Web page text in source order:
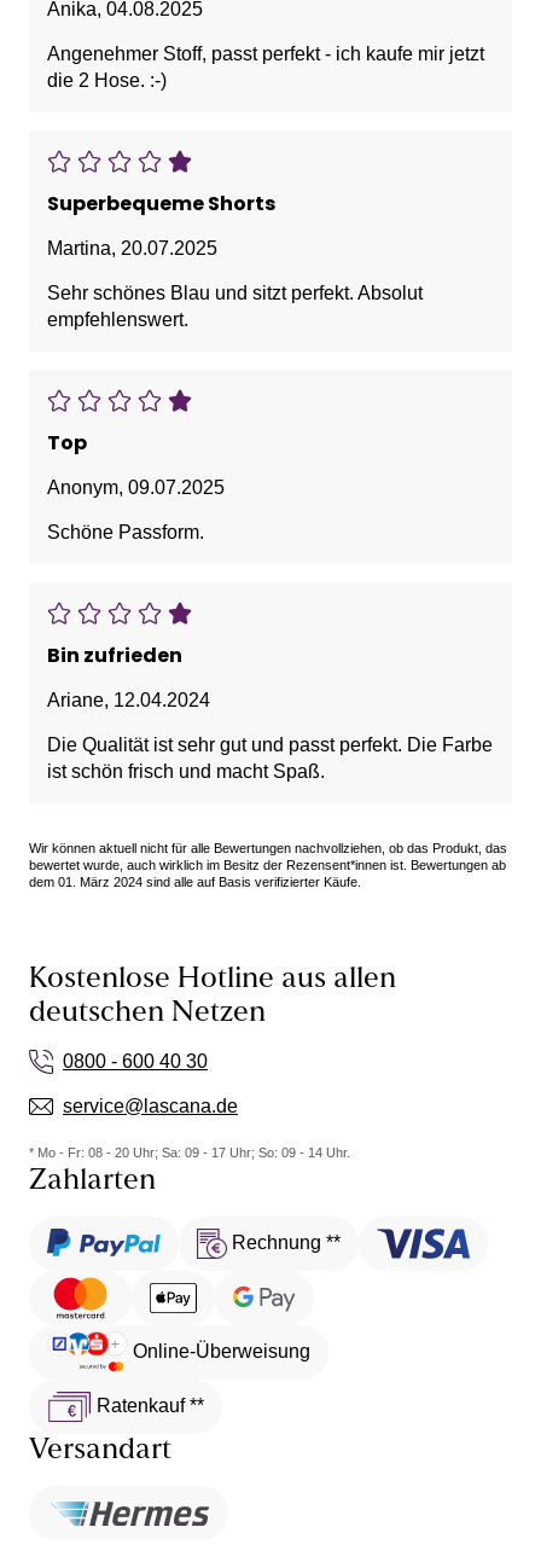
Anika, 04.08.2025
Angenehmer Stoff, passt perfekt - ich kaufe mir jetzt
die 2 Hose. :-)
Superbequeme Shorts
Martina, 20.07.2025
Sehr schönes Blau und sitzt perfekt. Absolut
empfehlenswert.
Top
Anonym, 09.07.2025
Schöne Passform.
Bin zufrieden
Ariane, 12.04.2024
Die Qualität ist sehr gut und passt perfekt. Die Farbe
ist schön frisch und macht Spaß.
Wir können aktuell nicht für alle Bewertungen nachvollziehen, ob das Produkt, das
bewertet wurde, auch wirklich im Besitz der Rezensent*innen ist. Bewertungen ab
dem 01. März 2024 sind alle auf Basis verifizierter Käufe.
Kostenlose Hotline aus allen
deutschen Netzen
0800 - 600 40 30
service@lascana.de
* Mo - Fr: 08 - 20 Uhr; Sa: 09 - 17 Uhr; So: 09 - 14 Uhr.
Zahlarten
Rechnung **
Online-Überweisung
Ratenkauf **
Versandart